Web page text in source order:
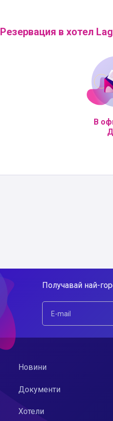
Резервация в хотел
В
Получавай най-
Новини
Документи
Хотели